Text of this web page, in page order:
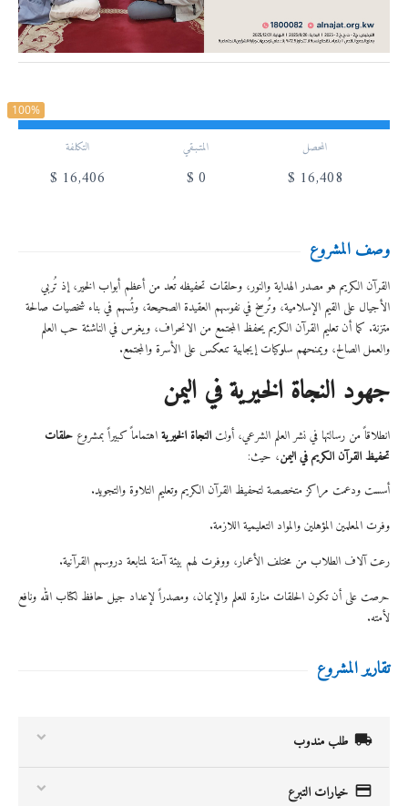
100%
التكلفة
16,406
$
المتـبـقي
0
$
المحصل
16,408
$
وصف المشروع
القرآن الكريم هو مصدر الهداية والنور، وحلقات تحفيظه تُعد من أعظم أبواب الخير، إذ تُربي
الأجيال على القيم الإسلامية، وتُرسخ في نفوسهم العقيدة الصحيحة، وتُسهم في بناء شخصيات صالحة
متزنة. كما أن تعليم القرآن الكريم يحفظ المجتمع من الانحراف، ويغرس في الناشئة حب العلم
والعمل الصالح، ويمنحهم سلوكيات إيجابية تنعكس على الأسرة والمجتمع.
جهود النجاة الخيرية في اليمن
انطلاقاً من رسالتها في نشر العلم الشرعي، أولتالنجاة الخيريةاهتماماً كبيراً بمشروع حلقات
تحفيظ القرآن الكريم في اليمن، حيث:
أسست ودعمت مراكز متخصصة لتحفيظ القرآن الكريم وتعليم التلاوة والتجويد.
وفرت المعلمين المؤهلين والمواد التعليمية اللازمة.
رعت آلاف الطلاب من مختلف الأعمار، ووفرت لهم بيئة آمنة لمتابعة دروسهم القرآنية.
حرصت على أن تكون الحلقات منارة للعلم والإيمان، ومصدراً لإعداد جيل حافظ لكتاب الله ونافع
لأمته.
تقارير المشروع
 طلب مندوب
 خيارات التبرع